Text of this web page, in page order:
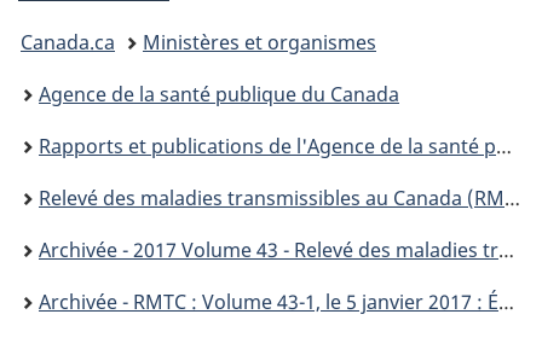
Vous
êtes
ici :
Canada.ca
Ministères et organismes
Agence de la santé publique du Canada
Rapports et publications de l'Agence de la santé publique du Canada
Relevé des maladies transmissibles au Canada (RMTC)
Archivée - 2017 Volume 43 - Relevé des maladies transmissibles au Canada (RMTC)
Archivée - RMTC : Volume 43-1, le 5 janvier 2017 : Éclosions de maladies entériques